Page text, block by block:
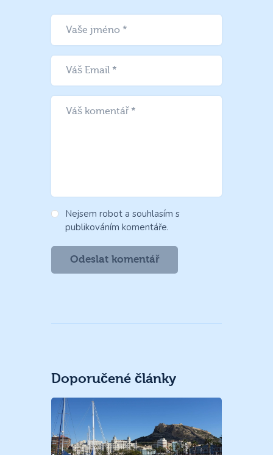
Nejsem robot a souhlasím s
publikováním komentáře.
Doporučené články